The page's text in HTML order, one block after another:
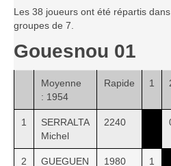
Les 38 joueurs ont été répartis
groupes de 7.
Gouesnou 01
Moyenne
: 1954
Rapide 1
1
SERRALTA
Michel
2240
2
GUEGUEN
1980 1